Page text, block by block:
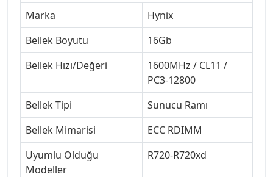
Marka
Hynix
Bellek Boyutu
16Gb
Bellek Hızı/Değeri
1600MHz / CL11 /
PC3-12800
Bellek Tipi
Sunucu Ramı
Bellek Mimarisi
ECC RDIMM
Uyumlu Olduğu
Modeller
R720-R720xd